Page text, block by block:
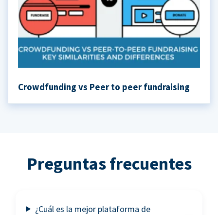
Crowdfunding vs Peer to peer fundraising
Preguntas frecuentes
¿Cuál es la mejor plataforma de